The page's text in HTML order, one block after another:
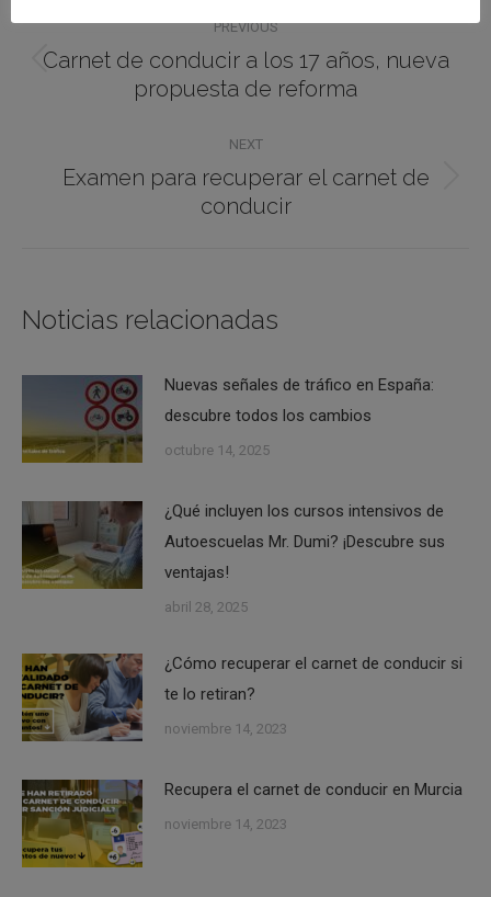
PREVIOUS
Carnet de conducir a los 17 años, nueva
propuesta de reforma
NEXT
Examen para recuperar el carnet de
conducir
Noticias relacionadas
Nuevas señales de tráfico en España:
descubre todos los cambios
octubre 14, 2025
¿Qué incluyen los cursos intensivos de
Autoescuelas Mr. Dumi? ¡Descubre sus
ventajas!
abril 28, 2025
¿Cómo recuperar el carnet de conducir si
te lo retiran?
noviembre 14, 2023
Recupera el carnet de conducir en Murcia
noviembre 14, 2023